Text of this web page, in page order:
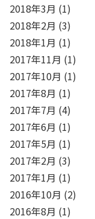
2018年3月 (1)
2018年2月 (3)
2018年1月 (1)
2017年11月 (1)
2017年10月 (1)
2017年8月 (1)
2017年7月 (4)
2017年6月 (1)
2017年5月 (1)
2017年2月 (3)
2017年1月 (1)
2016年10月 (2)
2016年8月 (1)